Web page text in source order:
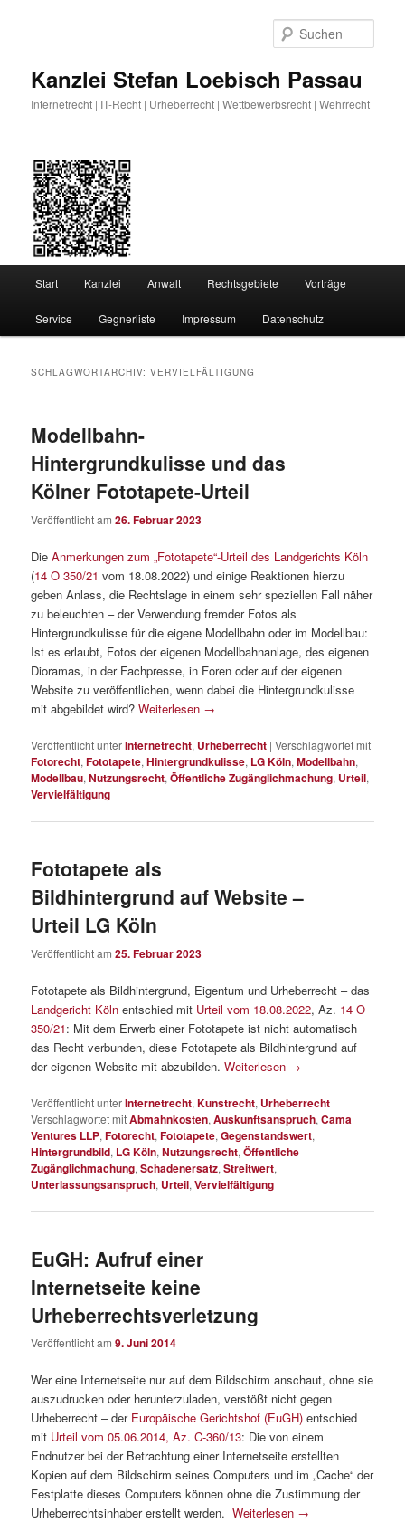
Kanzlei Stefan Loebisch Passau
Internetrecht | IT-Recht | Urheberrecht | Wettbewerbsrecht | Wehrrecht
Start Kanzlei Anwalt Rechtsgebiete Vorträge
Service Gegnerliste Impressum Datenschutz
SCHLAGWORTARCHIV:VERVIELFÄLTIGUNG
Modellbahn-
Hintergrundkulisse und das
Kölner Fototapete-Urteil
Veröffentlicht am26. Februar 2023
DieAnmerkungen zum „Fototapete“-Urteil des Landgerichts Köln
(14 O 350/21 vom 18.08.2022) und einige Reaktionen hierzu
geben Anlass, die Rechtslage in einem sehr speziellen Fall näher
zu beleuchten – der Verwendung fremder Fotos als
Hintergrundkulisse für die eigene Modellbahn oder im Modellbau:
Ist es erlaubt, Fotos der eigenen Modellbahnanlage, des eigenen
Dioramas, in der Fachpresse, in Foren oder auf der eigenen
Website zu veröffentlichen, wenn dabei die Hintergrundkulisse
mit abgebildet wird?Weiterlesen →
Veröffentlicht unterInternetrecht, Urheberrecht |Verschlagwortet mit
Fotorecht,Fototapete,Hintergrundkulisse, LG Köln,Modellbahn,
Modellbau,Nutzungsrecht,Öffentliche Zugänglichmachung, Urteil,
Vervielfältigung
Fototapete als
Bildhintergrund auf Website –
Urteil LG Köln
Veröffentlicht am25. Februar 2023
Fototapete als Bildhintergrund, Eigentum und Urheberrecht – das
Landgericht Köln entschied mit Urteil vom 18.08.2022, Az. 14 O
350/21: Mit dem Erwerb einer Fototapete ist nicht automatisch
das Recht verbunden, diese Fototapete als Bildhintergrund auf
der eigenen Website mit abzubilden.Weiterlesen →
Veröffentlicht unterInternetrecht,Kunstrecht, Urheberrecht |
Verschlagwortet mitAbmahnkosten,Auskunftsanspruch,Cama
Ventures LLP,Fotorecht,Fototapete,Gegenstandswert,
Hintergrundbild, LG Köln,Nutzungsrecht,Öffentliche
Zugänglichmachung,Schadenersatz,Streitwert,
Unterlassungsanspruch, Urteil,Vervielfältigung
EuGH: Aufruf einer
Internetseite keine
Urheberrechtsverletzung
Veröffentlicht am9. Juni 2014
Wer eine Internetseite nur auf dem Bildschirm anschaut, ohne sie
auszudrucken oder herunterzuladen, verstößt nicht gegen
Urheberrecht – der Europäische Gerichtshof (EuGH) entschied
mit Urteil vom 05.06.2014, Az. C-360/13: Die von einem
Endnutzer bei der Betrachtung einer Internetseite erstellten
Kopien auf dem Bildschirm seines Computers und im „Cache“ der
Festplatte dieses Computers können ohne die Zustimmung der
Urheberrechtsinhaber erstellt werden.Weiterlesen →